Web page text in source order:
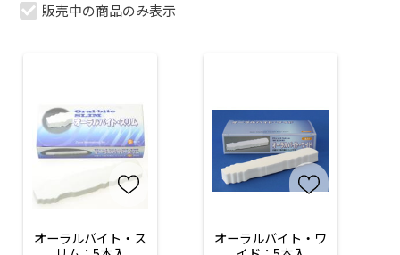
販売中の商品のみ表示
オーラルバイト・ス
オーラルバイト・ワ